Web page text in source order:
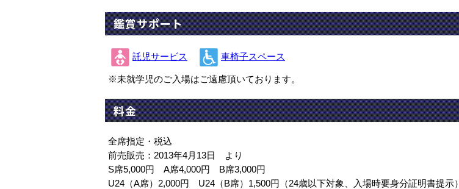
鑑賞サポート
託児サービス 車椅子スペース
※未就学児のご入場はご遠慮頂いております。
料金
全席指定・税込
前売販売：2013年4月13日 より
S席5,000円 A席4,000円 B席3,000円
U24（A席）2,000円 U24（B席）1,500円（24歳以下対象、入場時要身分証明書提示）